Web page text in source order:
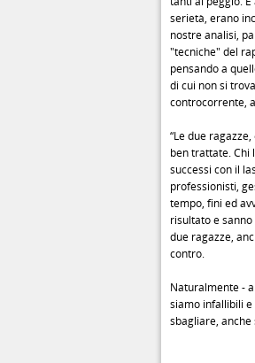
serietà, erano
nostre analisi,
"tecniche" del
pensando a
di cui non si
controcorrente,
“Le due
ben trattate. Chi
successi con il
professionisti,
tempo, fini ed
risultato e
due ragazze,
contro.
Naturalmente -
siamo infallibili
sbagliare,